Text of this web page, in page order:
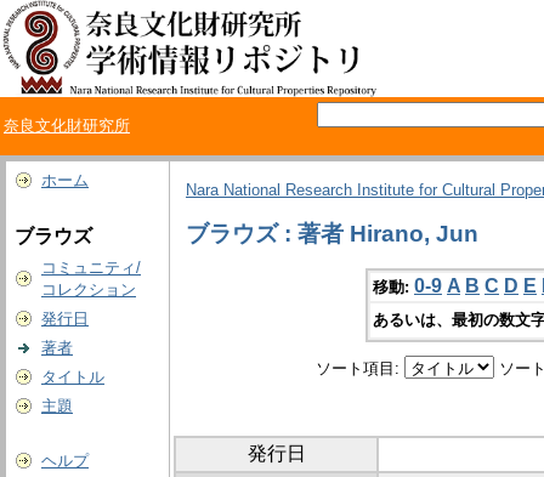
奈良文化財研究所
ホーム
ブラウズ
コミュニティ/
コレクション
発行日
著者
タイトル
主題
ヘルプ
Nara National Research Institute for Cultural
ブラウズ : 著者 Hirano, Jun
移動: 0-9 A B C D E
あるいは、最初の数文
ソート項目: ソー
発行日